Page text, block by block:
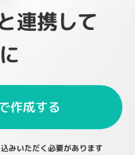
連携して
作成する
みいただく必要があります